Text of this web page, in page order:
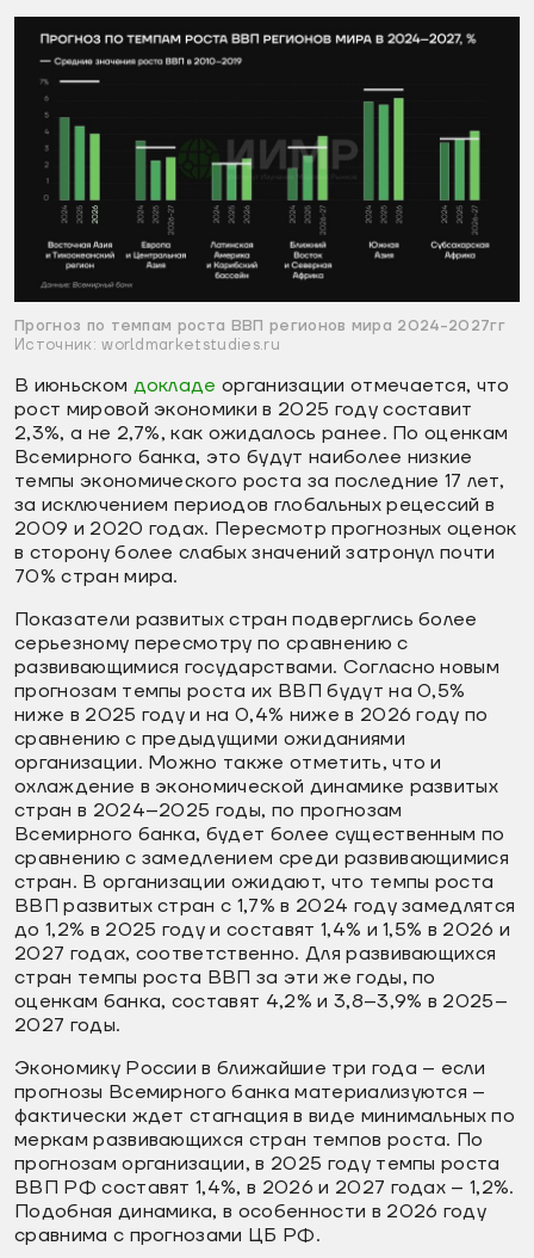
Прогноз по темпам роста ВВП регионов мира 2024-2027гг
Источник: worldmarketstudies.ru
В июньском докладеорганизации отмечается, что
рост мировой экономики в 2025 году составит
2,3%, а не 2,7%, как ожидалось ранее. По оценкам
Всемирного банка, это будут наиболее низкие
темпы экономического роста за последние 17 лет,
за исключением периодов глобальных рецессий в
2009 и 2020 годах. Пересмотр прогнозных оценок
в сторону более слабых значений затронул почти
70% стран мира.
Показатели развитых стран подверглись более
серьезному пересмотру по сравнению с
развивающимися государствами. Согласно новым
прогнозам темпы роста их ВВП будут на 0,5%
ниже в 2025 году и на 0,4% ниже в 2026 году по
сравнению с предыдущими ожиданиями
организации. Можно также отметить, что и
охлаждение в экономической динамике развитых
стран в 2024–2025 годы, по прогнозам
Всемирного банка, будет более существенным по
сравнению с замедлением среди развивающимися
стран. В организации ожидают, что темпы роста
ВВП развитых стран с 1,7% в 2024 году замедлятся
до 1,2% в 2025 году и составят 1,4% и 1,5% в 2026 и
2027 годах, соответственно. Для развивающихся
стран темпы роста ВВП за эти же годы, по
оценкам банка, составят 4,2% и 3,8–3,9% в 2025–
2027 годы.
Экономику России в ближайшие три года – если
прогнозы Всемирного банка материализуются –
фактически ждет стагнация в виде минимальных по
меркам развивающихся стран темпов роста. По
прогнозам организации, в 2025 году темпы роста
ВВП РФ составят 1,4%, в 2026 и 2027 годах – 1,2%.
Подобная динамика, в особенности в 2026 году
сравнима с прогнозами ЦБ РФ.